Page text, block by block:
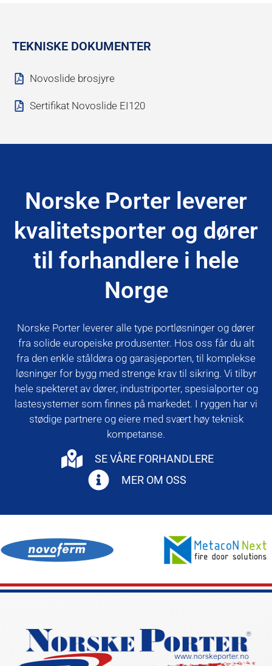
TEKNISKE DOKUMENTER
Novoslide brosjyre
Sertifikat Novoslide EI120
Norske Porter leverer
kvalitetsporter og dører
til forhandlere i hele
Norge
Norske Porter leverer alle type portløsninger og dører
fra solide europeiske produsenter. Hos oss får du alt
fra den enkle ståldøra og garasjeporten, til komplekse
løsninger for bygg med strenge krav til sikring. Vi tilbyr
hele spekteret av dører, industriporter, spesialporter og
lastesystemer som finnes på markedet. I ryggen har vi
stødige partnere og eiere med svært høy teknisk
kompetanse.
SE VÅRE FORHANDLERE
MER OM OSS